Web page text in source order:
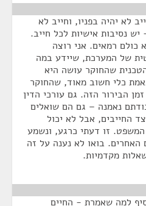
לא יהיה בפניו, וחייב לא
נסיבות אישיות לכל חייב.
כולם רמאים. אני רוצה
של המערכת, שיידע במה
שהחוקר עושה היא
כלי חשוב מאוד, שהחוקר
הבירור הזה. גם עורכי הדין
נאמנה – גם הם שואלים
החייבים, אבל לא יכול
זו דעתי כרגע, ונשמע
האחרים. בואו לא נענה על זה
מקדמיות.
למה שאמרת - החיים